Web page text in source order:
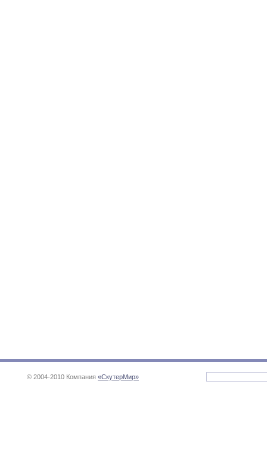
© 2004-2010 Компания «СкутерМир»